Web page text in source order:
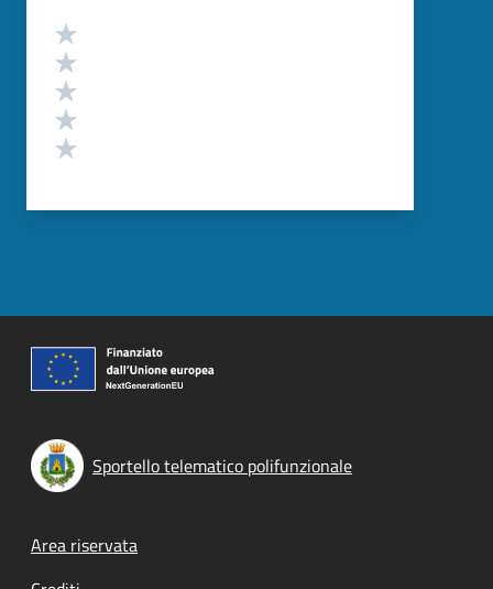
Valutazione
Sportello telematico polifunzionale
Footer menu
Area riservata